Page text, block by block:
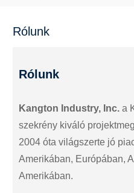
Rólunk
Rólunk
Kangton Industry, Inc. a
szekrény kiváló
2004 óta világszerte jó
Amerikában, Európában,
Amerikában.